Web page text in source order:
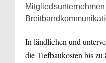
In ländlichen und
die Tiefbaukosten bis zu